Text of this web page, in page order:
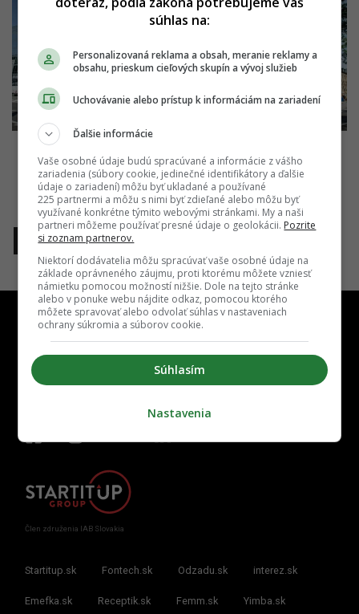
Kontakt
Člen združenia IAB Slovakia
Startitup.sk Fontech.sk Odzadu.sk interez.sk
Emefka.sk Receptik.sk Femm.sk Yimba.sk
súhlas na:
Personalizovaná reklama a obsah, meranie reklamy a
obsahu, prieskum cieľových skupín a vývoj služieb
Uchovávanie alebo prístup k informáciám na zariadení
Ďalšie informácie
Vaše osobné údaje budú spracúvané a informácie z vášho
zariadenia (súbory cookie, jedinečné identifikátory a ďalšie
údaje o zariadení) môžu byť ukladané a používané
225 partnermi a môžu s nimi byť zdieľané alebo môžu byť
využívané konkrétne týmito webovými stránkami. My a naši
partneri môžeme používať presné údaje o geolokácii. Pozrite
si zoznam partnerov.
Niektorí dodávatelia môžu spracúvať vaše osobné údaje na
základe oprávneného záujmu, proti ktorému môžete vzniesť
námietku pomocou možností nižšie. Dole na tejto stránke
alebo v ponuke webu nájdite odkaz, pomocou ktorého
môžete spravovať alebo odvolať súhlas v nastaveniach
ochrany súkromia a súborov cookie.
Súhlasím
Nastavenia